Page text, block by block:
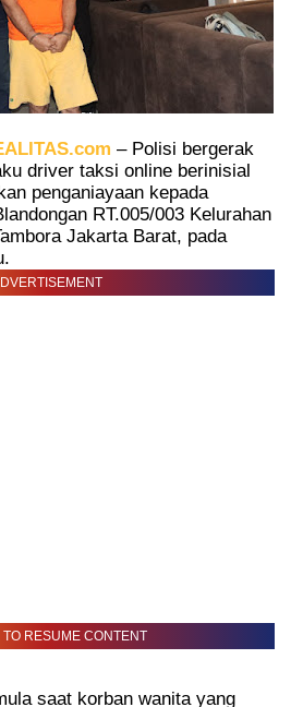
– Polisi bergerak
driver taksi online berinisial
penganiayaan kepada
RT.005/003 Kelurahan
Jakarta Barat, pada
RESUME CONTENT
saat korban wanita yang